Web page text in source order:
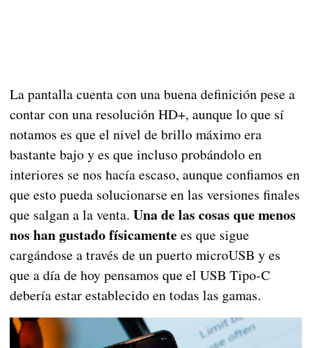
La pantalla cuenta con una buena definición pese a
contar con una resolución HD+, aunque lo que sí
notamos es que el nivel de brillo máximo era
bastante bajo y es que incluso probándolo en
interiores se nos hacía escaso, aunque confiamos en
que esto pueda solucionarse en las versiones finales
que salgan a la venta. Una de las cosas que menos
nos han gustado físicamentees que sigue
cargándose a través de un puerto microUSB y es
que a día de hoy pensamos que el USB Tipo-C
debería estar establecido en todas las gamas.